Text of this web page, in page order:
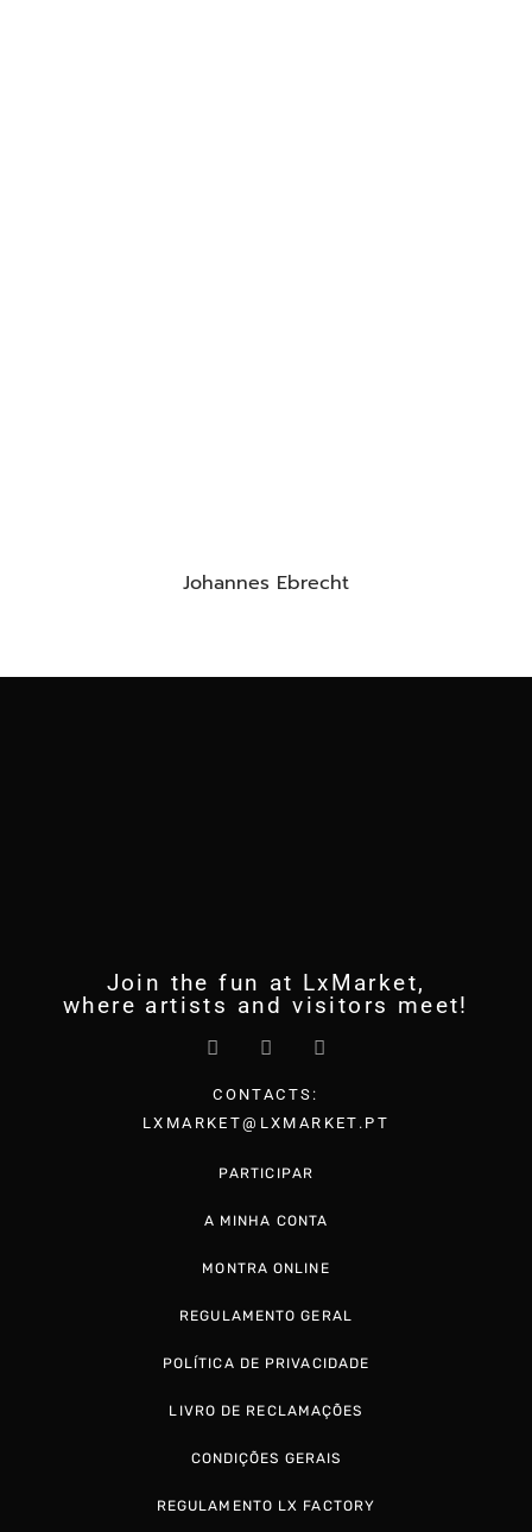
Johannes Ebrecht
Join the fun at LxMarket,
where artists and visitors meet!
CONTACTS:
LXMARKET@LXMARKET.PT
POLÍTICA DE PRIVACIDADE
LIVRO DE RECLAMAÇÕES
CONDIÇÕES GERAIS
REGULAMENTO LX FACTORY
PARTICIPAR
A MINHA CONTA
MONTRA ONLINE
REGULAMENTO GERAL